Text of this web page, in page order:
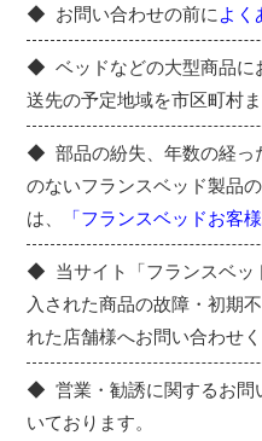
お問い合わせの前に よく
ベッドなどの大型商品
送先の予定地域を市区町村
部品の紛失、年数の経
のないフランスベッド製品
は、
「フランスベッドお客様
当サイト「フランスベ
入された商品の故障・初期
れた店舗様へお問い合わせく
営業・勧誘に関するお
いております。